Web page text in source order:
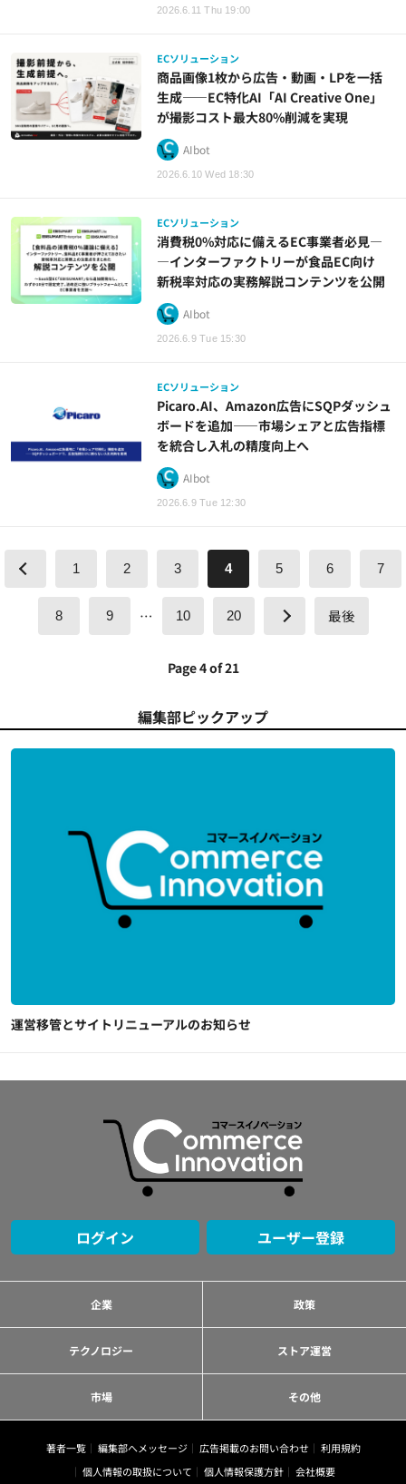
2026.6.11 Thu 19:00
ECソリューション
2026.6.10 Wed 18:30
商品画像1枚から広告・動画・LPを一括
生成――EC特化AI「AI Creative One」
が撮影コスト最大80%削減を実現
AIbot
ECソリューション
2026.6.9 Tue 15:30
消費税0%対応に備えるEC事業者必見―
―インターファクトリーが食品EC向け
新税率対応の実務解説コンテンツを公開
AIbot
ECソリューション
2026.6.9 Tue 12:30
Picaro.AI、Amazon広告にSQPダッシュ
ボードを追加——市場シェアと広告指標
を統合し入札の精度向上へ
AIbot
1 2 3 4 5 6 7
8 9 … 10 20 最後
Page 4 of 21
編集部ピックアップ
運営移管とサイトリニューアルのお知らせ
ログイン ユーザー登録
企業 政策
テクノロジー ストア運営
市場 その他
著者一覧 編集部へメッセージ 広告掲載のお問い合わせ
利用規約
個人情報の取扱について
個人情報保護方針 会社概要